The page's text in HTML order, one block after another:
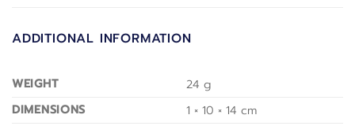
ADDITIONAL INFORMATION
WEIGHT
24 g
DIMENSIONS
1 × 10 × 14 cm